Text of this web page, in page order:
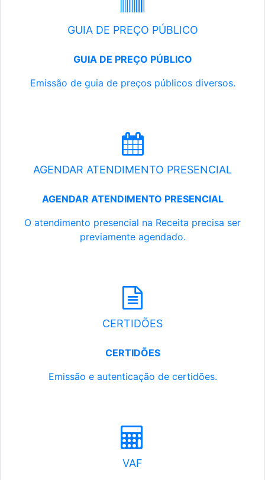
GUIA DE PREÇO PÚBLICO
GUIA DE PREÇO PÚBLICO
Emissão de guia de preços públicos diversos.
AGENDAR ATENDIMENTO PRESENCIAL
AGENDAR ATENDIMENTO PRESENCIAL
O atendimento presencial na Receita precisa ser
previamente agendado.
CERTIDÕES
CERTIDÕES
Emissão e autenticação de certidões.
VAF